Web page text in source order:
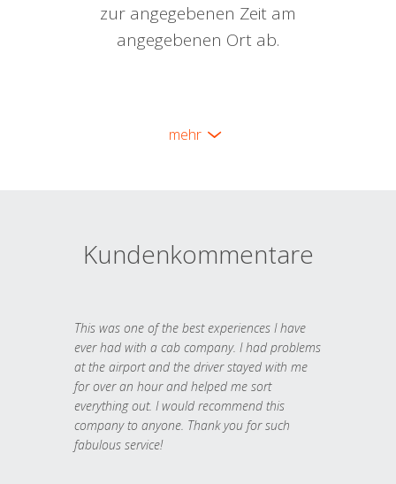
zur angegebenen Zeit am
angegebenen Ort ab.
mehr
Kundenkommentare
This was one of the best experiences I have
ever had with a cab company. I had problems
at the airport and the driver stayed with me
for over an hour and helped me sort
everything out. I would recommend this
company to anyone. Thank you for such
fabulous service!